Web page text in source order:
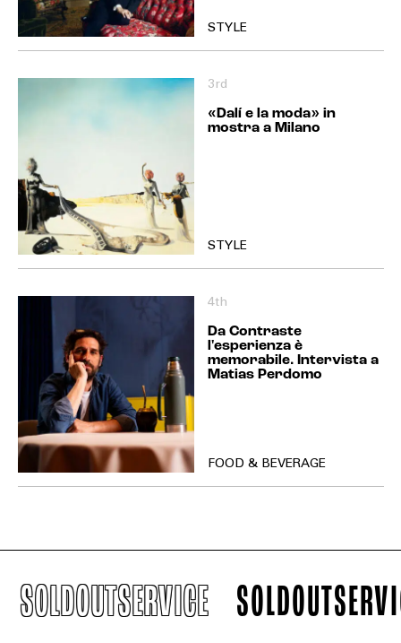
STYLE
3rd
«Dalí e la moda» in
mostra a Milano
STYLE
4th
Da Contraste
l'esperienza è
memorabile. Intervista a
Matias Perdomo
FOOD & BEVERAGE
SOLDOUTSERVICE